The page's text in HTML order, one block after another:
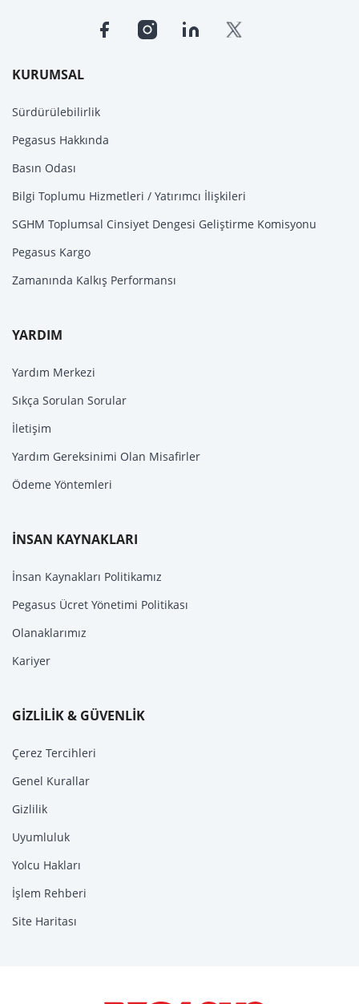
KURUMSAL
Sürdürülebilirlik
Pegasus Hakkında
Basın Odası
Bilgi Toplumu Hizmetleri / Yatırımcı İlişkileri
SGHM Toplumsal Cinsiyet Dengesi Geliştirme Komisyonu
Pegasus Kargo
Zamanında Kalkış Performansı
YARDIM
Yardım Merkezi
Sıkça Sorulan Sorular
İletişim
Yardım Gereksinimi Olan Misafirler
Ödeme Yöntemleri
İNSAN KAYNAKLARI
İnsan Kaynakları Politikamız
Pegasus Ücret Yönetimi Politikası
Olanaklarımız
Kariyer
GİZLİLİK & GÜVENLİK
Çerez Tercihleri
Genel Kurallar
Gizlilik
Uyumluluk
Yolcu Hakları
İşlem Rehberi
Site Haritası